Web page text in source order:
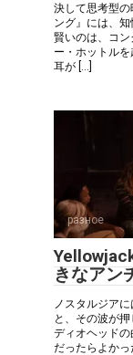
決して思考型
ング』には、
賢いのは、コ
ー・ホットル
耳が […]
разное
きなアン
ノスタルジア
と、その波が
ディオヘッド
だったらよかっ